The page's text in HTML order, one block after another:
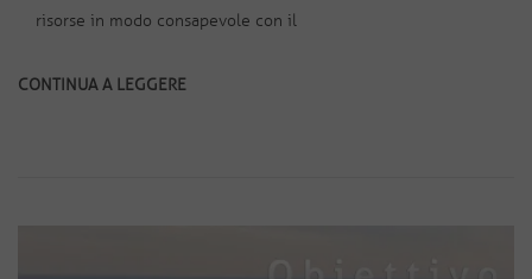
risorse in modo consapevole con il
CONTINUA A LEGGERE